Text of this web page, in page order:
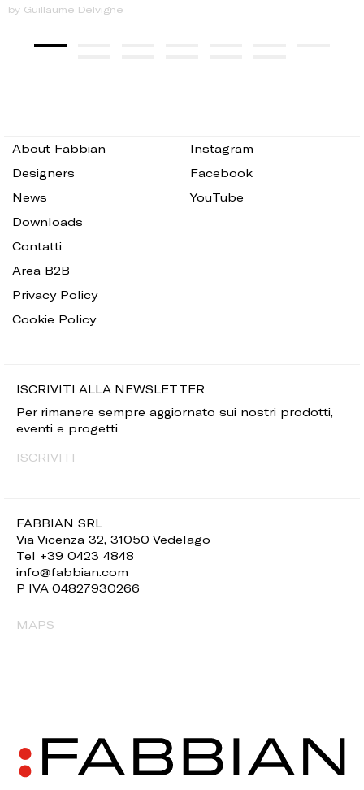
by Guillaume Delvigne
FABBIAN SRL
Via Vicenza 32, 31050 Vedelago
Tel +39 0423 4848
info@fabbian.com
P IVA 04827930266
MAPS
About Fabbian
Designers
News
Downloads
Contatti
Area B2B
Privacy Policy
Cookie Policy
Instagram
Facebook
YouTube
ISCRIVITI ALLA NEWSLETTER
Per rimanere sempre aggiornato sui nostri prodotti,
eventi e progetti.
ISCRIVITI